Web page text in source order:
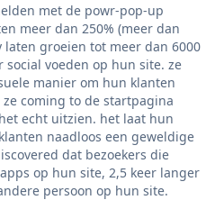
met de powr-pop-up
meer dan 250% (meer dan
laten groeien tot meer dan 6000
voeden op hun site. ze
manier om hun klanten
coming to de startpagina
echt uitzien. het laat hun
naadloos een geweldige
dat bezoekers die
op hun site, 2,5 keer langer
persoon op hun site.